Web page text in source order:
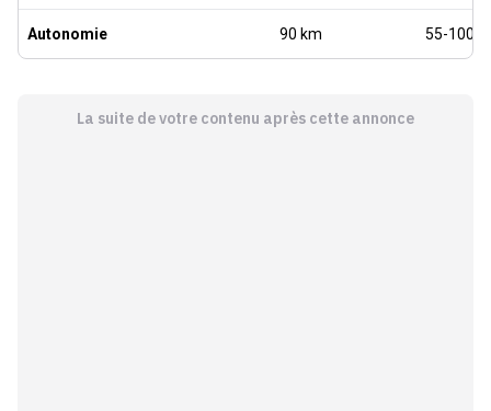
Autonomie 90 km 55-100
La suite de votre contenu après cette annonce